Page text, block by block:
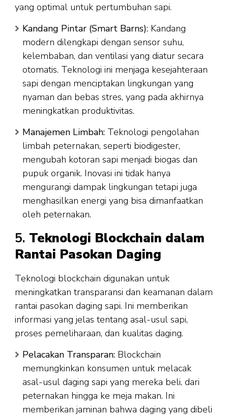
yang optimal untuk pertumbuhan sapi.
Kandang Pintar (Smart Barns): Kandang
modern dilengkapi dengan sensor suhu,
kelembaban, dan ventilasi yang diatur secara
otomatis. Teknologi ini menjaga kesejahteraan
sapi dengan menciptakan lingkungan yang
nyaman dan bebas stres, yang pada akhirnya
meningkatkan produktivitas.
Manajemen Limbah: Teknologi pengolahan
limbah peternakan, seperti biodigester,
mengubah kotoran sapi menjadi biogas dan
pupuk organik. Inovasi ini tidak hanya
mengurangi dampak lingkungan tetapi juga
menghasilkan energi yang bisa dimanfaatkan
oleh peternakan.
5. Teknologi Blockchain dalam
Rantai Pasokan Daging
Teknologi blockchain digunakan untuk
meningkatkan transparansi dan keamanan dalam
rantai pasokan daging sapi. Ini memberikan
informasi yang jelas tentang asal-usul sapi,
proses pemeliharaan, dan kualitas daging.
Pelacakan Transparan: Blockchain
memungkinkan konsumen untuk melacak
asal-usul daging sapi yang mereka beli, dari
peternakan hingga ke meja makan. Ini
memberikan jaminan bahwa daging yang dibeli